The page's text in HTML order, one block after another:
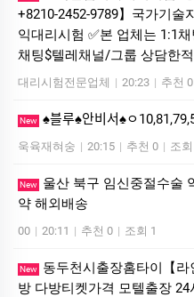
+8210-2452-9789】국가기술
익대리시험 ✅본 업체는 1:1
채팅$텔레채널/그룹 상담한
대리시험전문업체 | 20:23 | 추천 0
New ♠블루♠안비서♠ㅇ
욱육재혀숭 | 20:15 | 추천 0 | 조회
New
울산 북구 임신중절수술
약 해외배송
00 | 20:11 | 추천 0 | 조회 1
New
동두천시출장홈타이【
방 다방티켓가격 모텔출장